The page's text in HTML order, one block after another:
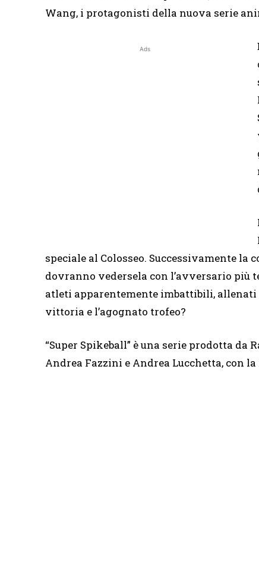
Wang, i protagonisti della nuova serie
Ads
speciale al Colosseo. Successivamente
dovranno vedersela con l’avversario più
atleti apparentemente imbattibili, allenati
vittoria e l’agognato trofeo?
“Super Spikeball” è una serie prodotta da
Andrea Fazzini e Andrea Lucchetta, con